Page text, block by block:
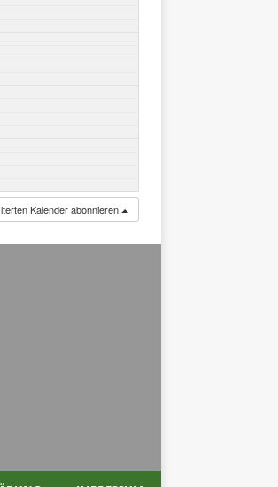
Kalender abonnieren